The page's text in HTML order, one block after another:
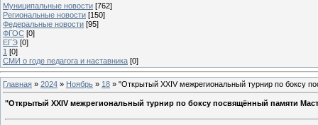
Муниципальные новости [762]
Региональные новости [150]
Федеральные новости [95]
ФГОС [0]
ЕГЭ [0]
1 [0]
СМИ о годе педагога и наставника [0]
Главная » 2024 » Ноябрь » 18 » "Открытый XXIV межрегиональный турнир по боксу
"Открытый XXIV межрегиональный турнир по боксу посвящённый памяти